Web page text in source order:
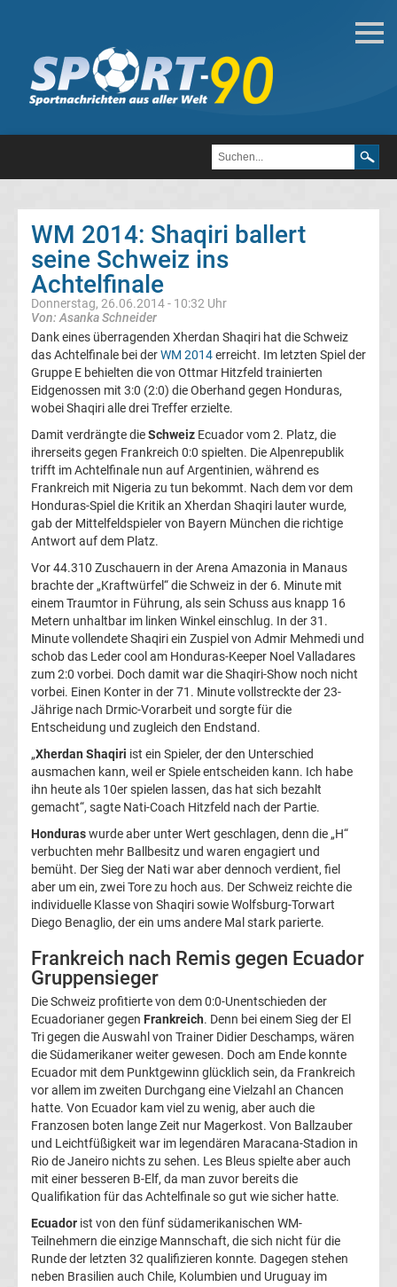
Fußball
Bundesliga
3.
Liga
DFB-
Pokal
League
Europa
Europa
Conference
League
Premier
League
Liga
Serie
A
Türk.
Süper
Internat.
Fußball
UEFA
Youth
WM 2014: Shaqiri ballert
seine Schweiz ins
Achtelfinale
Donnerstag, 26.06.2014 - 10:32 Uhr
Von: Asanka Schneider
Dank eines überragenden Xherdan Shaqiri hat die Schweiz
das Achtelfinale bei derWM 2014erreicht. Im letzten Spiel der
Gruppe E behielten die von Ottmar Hitzfeld trainierten
Eidgenossen mit 3:0 (2:0) die Oberhand gegen Honduras,
wobei Shaqiri alle drei Treffer erzielte.
Damit verdrängte dieSchweiz Ecuador vom 2. Platz, die
ihrerseits gegen Frankreich 0:0 spielten. Die Alpenrepublik
trifft im Achtelfinale nun auf Argentinien, während es
Frankreich mit Nigeria zu tun bekommt. Nach dem vor dem
Honduras-Spiel die Kritik an Xherdan Shaqiri lauter wurde,
gab der Mittelfeldspieler von Bayern München die richtige
Antwort auf dem Platz.
Vor 44.310 Zuschauern in der Arena Amazonia in Manaus
brachte der „Kraftwürfel“ die Schweiz in der 6. Minute mit
einem Traumtor in Führung, als sein Schuss aus knapp 16
Metern unhaltbar im linken Winkel einschlug. In der 31.
Minute vollendete Shaqiri ein Zuspiel von Admir Mehmedi und
schob das Leder cool am Honduras-Keeper Noel Valladares
zum 2:0 vorbei. Doch damit war die Shaqiri-Show noch nicht
vorbei. Einen Konter in der 71. Minute vollstreckte der 23-
Jährige nach Drmic-Vorarbeit und sorgte für die
Entscheidung und zugleich den Endstand.
„Xherdan Shaqiri ist ein Spieler, der den Unterschied
ausmachen kann, weil er Spiele entscheiden kann. Ich habe
ihn heute als 10er spielen lassen, das hat sich bezahlt
gemacht“, sagte Nati-Coach Hitzfeld nach der Partie.
Honduraswurde aber unter Wert geschlagen, denn die „H“
verbuchten mehr Ballbesitz und waren engagiert und
bemüht. Der Sieg der Nati war aber dennoch verdient, fiel
aber um ein, zwei Tore zu hoch aus. Der Schweiz reichte die
individuelle Klasse von Shaqiri sowie Wolfsburg-Torwart
Diego Benaglio, der ein ums andere Mal stark parierte.
Frankreich nach Remis gegen Ecuador
Gruppensieger
Die Schweiz profitierte von dem 0:0-Unentschieden der
Ecuadorianer gegen Frankreich. Denn bei einem Sieg der El
Tri gegen die Auswahl von Trainer Didier Deschamps, wären
die Südamerikaner weiter gewesen. Doch am Ende konnte
Ecuador mit dem Punktgewinn glücklich sein, da Frankreich
vor allem im zweiten Durchgang eine Vielzahl an Chancen
hatte. Von Ecuador kam viel zu wenig, aber auch die
Franzosen boten lange Zeit nur Magerkost. Von Ballzauber
und Leichtfüßigkeit war im legendären Maracana-Stadion in
Rio de Janeiro nichts zu sehen. Les Bleus spielte aber auch
mit einer besseren B-Elf, da man zuvor bereits die
Qualifikation für das Achtelfinale so gut wie sicher hatte.
Ecuador ist von den fünf südamerikanischen WM-
Teilnehmern die einzige Mannschaft, die sich nicht für die
Runde der letzten 32 qualifizieren konnte. Dagegen stehen
neben Brasilien auch Chile, Kolumbien und Uruguay im